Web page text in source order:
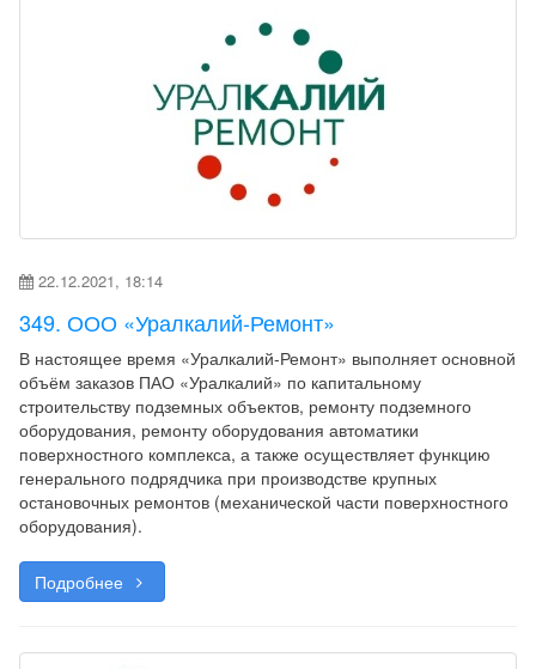
22.12.2021, 18:14
349. ООО «Уралкалий-Ремонт»
В настоящее время «Уралкалий-Ремонт» выполняет основной
объём заказов ПАО «Уралкалий» по капитальному
строительству подземных объектов, ремонту подземного
оборудования, ремонту оборудования автоматики
поверхностного комплекса, а также осуществляет функцию
генерального подрядчика при производстве крупных
остановочных ремонтов (механической части поверхностного
оборудования).
Подробнее